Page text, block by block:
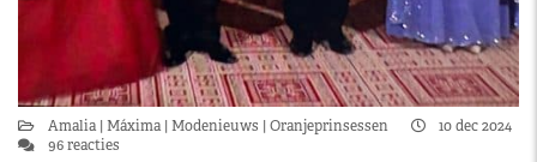
Amalia Máxima Modenieuws Oranjeprinsessen
10 dec 2024
96 reacties